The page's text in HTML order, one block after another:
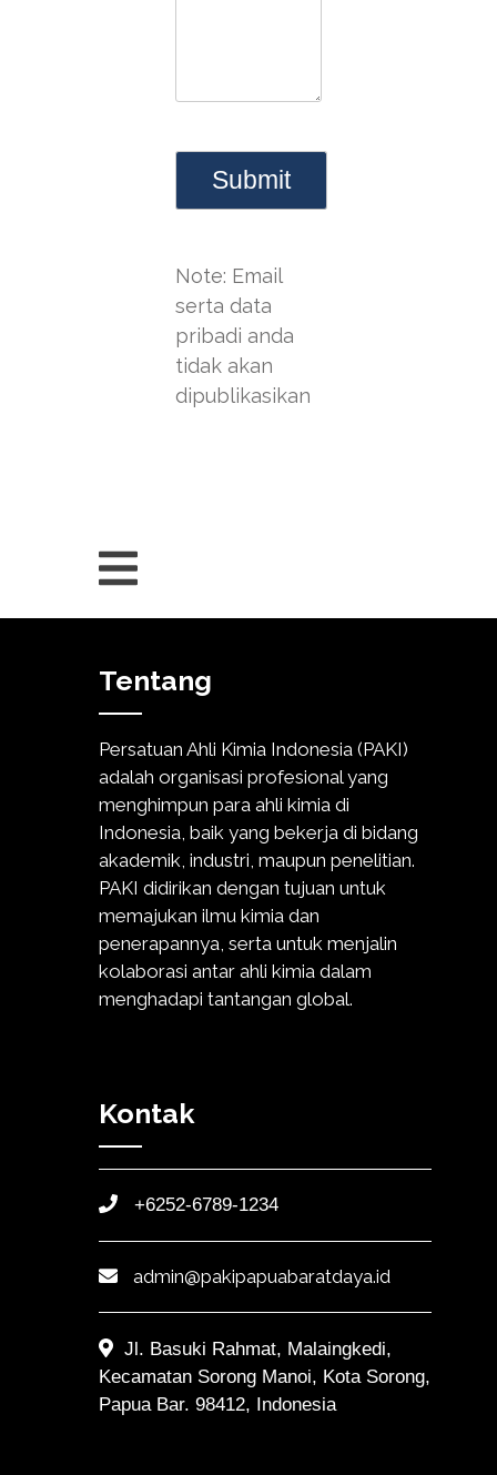
Note: Email
serta data
pribadi anda
tidak akan
dipublikasikan
Tentang
Persatuan Ahli Kimia Indonesia (PAKI)
adalah organisasi profesional yang
menghimpun para ahli kimia di
Indonesia, baik yang bekerja di bidang
akademik, industri, maupun penelitian.
PAKI didirikan dengan tujuan untuk
memajukan ilmu kimia dan
penerapannya, serta untuk menjalin
kolaborasi antar ahli kimia dalam
menghadapi tantangan global.
Kontak
+6252-6789-1234
admin@pakipapuabaratdaya.id
Jl. Basuki Rahmat, Malaingkedi,
Kecamatan Sorong Manoi, Kota Sorong,
Papua Bar. 98412, Indonesia